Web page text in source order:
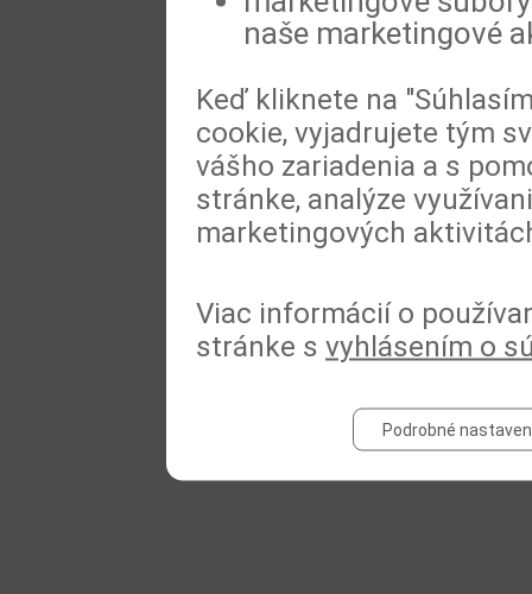
naše marketingové
Keď kliknete na
cookie, vyjadrujete tým
vášho zariadenia a s
stránke, analýze
marketingových
Viac informácií o
stránke s vyhlásením o
Podrobné